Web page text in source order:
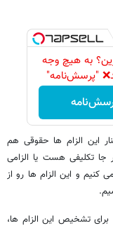
به هیچ وجه
"پرسش‌نامه"
این الزام ها حقوقی هم
تکلیفی هست یا الزامی
و این الزام ها رو از
تشخیص این الزام ها،